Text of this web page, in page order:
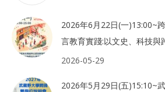
2026年6月22日(一)13:00~
言教育實踐:以文史、科技與
2026-05-29
2026年5月29日(五)15:10~